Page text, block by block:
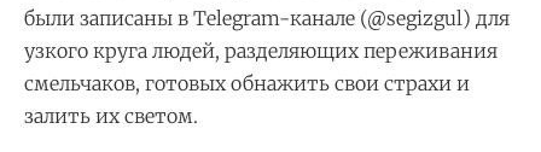
были записаны в Telegram-канале (@segizgul) для
узкого круга людей, разделяющих переживания
смельчаков, готовых обнажить свои страхи и
залить их светом.